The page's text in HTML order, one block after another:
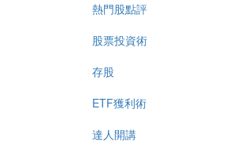
熱門股點評
股票投資術
存股
ETF獲利術
達人開講